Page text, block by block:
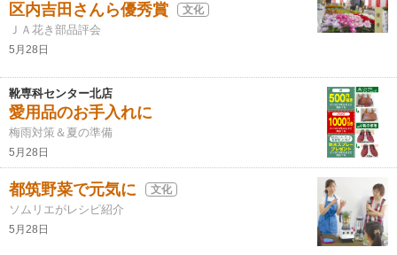
区内吉田さんら優秀賞 文化
ＪＡ花き部品評会
5月28日
靴専科センター北店
愛用品のお手入れに
梅雨対策＆夏の準備
5月28日
都筑野菜で元気に 文化
ソムリエがレシピ紹介
5月28日